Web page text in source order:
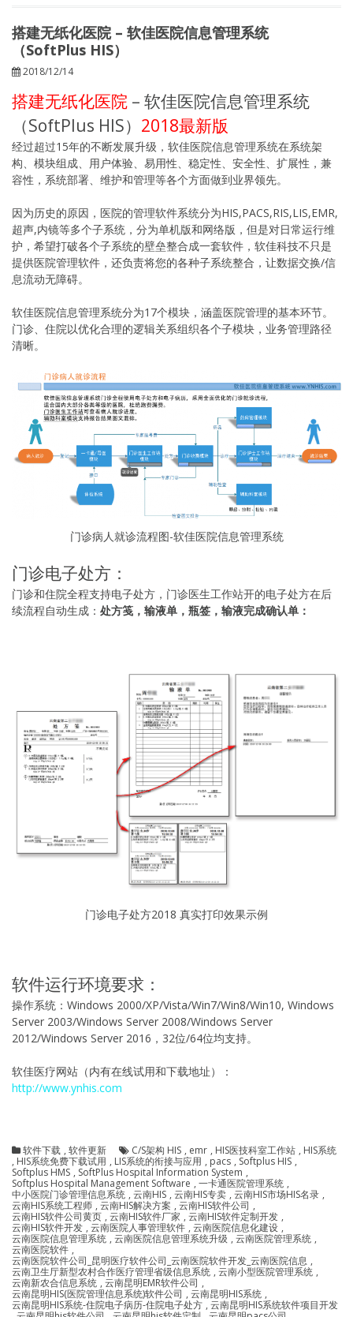
搭建无纸化医院 – 软佳医院信息管理系统
（SoftPlus HIS）
2018/12/14
搭建无纸化医院 – 软佳医院信息管理系统
（SoftPlus HIS） 2018最新版
经过超过15年的不断发展升级，软佳医院信息管理系统在系统架
构、模块组成、用户体验、易用性、稳定性、安全性、扩展性，兼
容性，系统部署、维护和管理等各个方面做到业界领先。
因为历史的原因，医院的管理软件系统分为HIS,PACS,RIS,LIS,EMR,
超声,内镜等多个子系统，分为单机版和网络版，但是对日常运行维
护，希望打破各个子系统的壁垒整合成一套软件，软佳科技不只是
提供医院管理软件，还负责将您的各种子系统整合，让数据交换/信
息流动无障碍。
软佳医院信息管理系统分为17个模块，涵盖医院管理的基本环节。
门诊、住院以优化合理的逻辑关系组织各个子模块，业务管理路径
清晰。
门诊病人就诊流程图-软佳医院信息管理系统
门诊电子处方：
门诊和住院全程支持电子处方，门诊医生工作站开的电子处方在后
续流程自动生成： 处方笺，输液单，瓶签，输液完成确认单：
门诊电子处方2018 真实打印效果示例
软件运行环境要求：
操作系统：Windows 2000/XP/Vista/Win7/Win8/Win10, Windows
Server 2003/Windows Server 2008/Windows Server
2012/Windows Server 2016，32位/64位均支持。
软佳医疗网站（内有在线试用和下载地址）：
http://www.ynhis.com
软件下载 , 软件更新 C/S架构 HIS , emr , HIS医技科室工作站 , HIS系统
, HIS系统免费下载试用 , LIS系统的衔接与应用 , pacs , Softplus HIS ,
Softplus HMS , SoftPlus Hospital Information System ,
Softplus Hospital Management Software , 一卡通医院管理系统 ,
中小医院门诊管理信息系统 , 云南HIS , 云南HIS专卖 , 云南HIS市场HIS名录 ,
云南HIS系统工程师 , 云南HIS解决方案 , 云南HIS软件公司 ,
云南HIS软件公司黄页 , 云南HIS软件厂家 , 云南HIS软件定制开发 ,
云南HIS软件开发 , 云南医院人事管理软件 , 云南医院信息化建设 ,
云南医院信息管理系统 , 云南医院信息管理系统升级 , 云南医院管理系统 ,
云南医院软件 ,
云南医院软件公司_昆明医疗软件公司_云南医院软件开发_云南医院信息 ,
云南卫生厅新型农村合作医疗管理省级信息系统 , 云南小型医院管理系统 ,
云南新农合信息系统 , 云南昆明EMR软件公司 ,
云南昆明HIS(医院管理信息系统)软件公司 , 云南昆明HIS系统 ,
云南昆明HIS系统-住院电子病历-住院电子处方 , 云南昆明HIS系统软件项目开发